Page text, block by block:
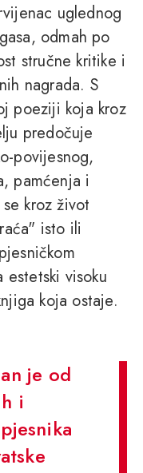
uglednog
odmah po
stručne kritike i
nagrada. S
poeziji koja kroz
predočuje
povijesnog,
pamćenja i
kroz život
isto ili
estetski visoku
koja ostaje.
je od
i